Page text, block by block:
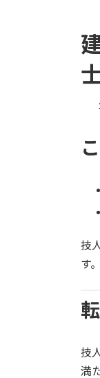
技
す
技
満